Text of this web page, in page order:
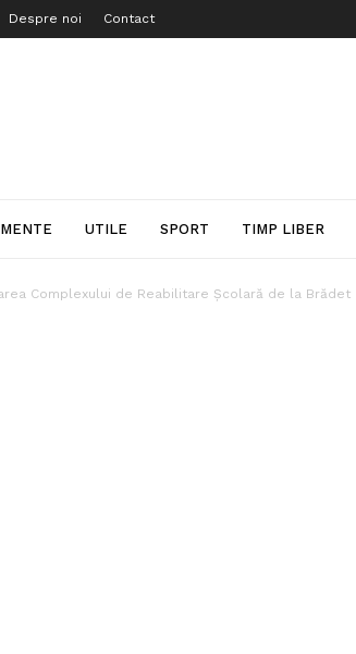
Despre noi Contact
UTILE SPORT TIMP LIBER
Complexului de Reabilitare Școlară de la Brădet